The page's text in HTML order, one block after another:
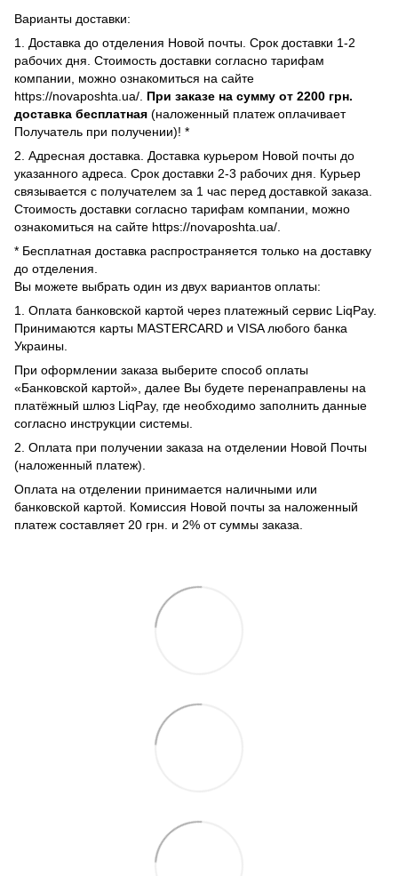
Варианты доставки:
1. Доставка до отделения Новой почты. Срок доставки 1-2
рабочих дня. Стоимость доставки согласно тарифам
компании, можно ознакомиться на сайте
https://novaposhta.ua/. При заказе на сумму от 2200 грн.
доставка бесплатная (наложенный платеж оплачивает
Получатель при получении)! *
2. Адресная доставка. Доставка курьером Новой почты до
указанного адреса. Срок доставки 2-3 рабочих дня. Курьер
связывается с получателем за 1 час перед доставкой заказа.
Стоимость доставки согласно тарифам компании, можно
ознакомиться на сайте https://novaposhta.ua/.
* Бесплатная доставка распространяется только на доставку
до отделения.
Вы можете выбрать один из двух вариантов оплаты:
1. Оплата банковской картой через платежный сервис LiqPay.
Принимаются карты MASTERCARD и VISA любого банка
Украины.
При оформлении заказа выберите способ оплаты
«Банковской картой», далее Вы будете перенаправлены на
платёжный шлюз LiqPay, где необходимо заполнить данные
согласно инструкции системы.
2. Оплата при получении заказа на отделении Новой Почты
(наложенный платеж).
Оплата на отделении принимается наличными или
банковской картой. Комиссия Новой почты за наложенный
платеж составляет 20 грн. и 2% от суммы заказа.